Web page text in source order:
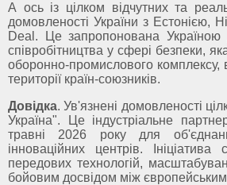
А ось із цілком відчутних та
домовленості України з Естонією,
Deal. Це запропонована Україною
співробітництва у сфері безпеки,
оборонно-промислового комплексу,
території країн-союзників.
Довідка. Ув'язнені домовленості
Україна". Це індустріальне
травні 2026 року для
інноваційних центрів.
передових технологій,
бойовим досвідом між